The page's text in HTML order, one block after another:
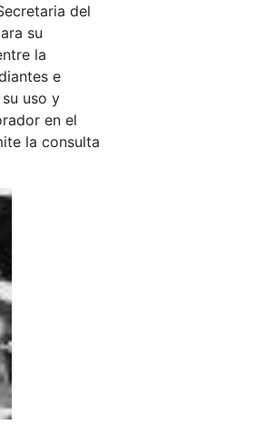
del
su
la
e
uso y
en el
la consulta